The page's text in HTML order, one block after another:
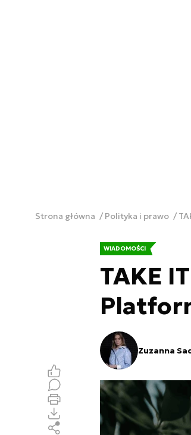
Strona główna Polityka i prawo
WIADOMOŚCI
TAKE
Zuzanna